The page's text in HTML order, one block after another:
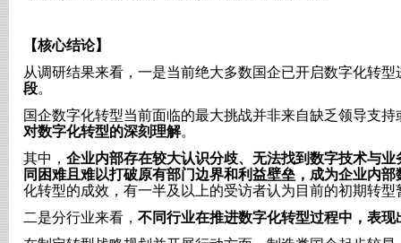
【核心结论】
从调研结果来看，一是当前绝大多数国企已开启数字化转型
段。
国企数字化转型当前面临的最大挑战并非来自缺乏领导支持
对数字化转型的深刻理解。
其中， 企业内部存在较大认识分歧、无法找到数字技术与
同困难且难以打破原有部门边界和利益壁垒，成为企业内
化转型的成效，有一半及以上的受访者认为目前的初期转
二是分行业来看， 不同行业在推进数字化转型过程中，表现